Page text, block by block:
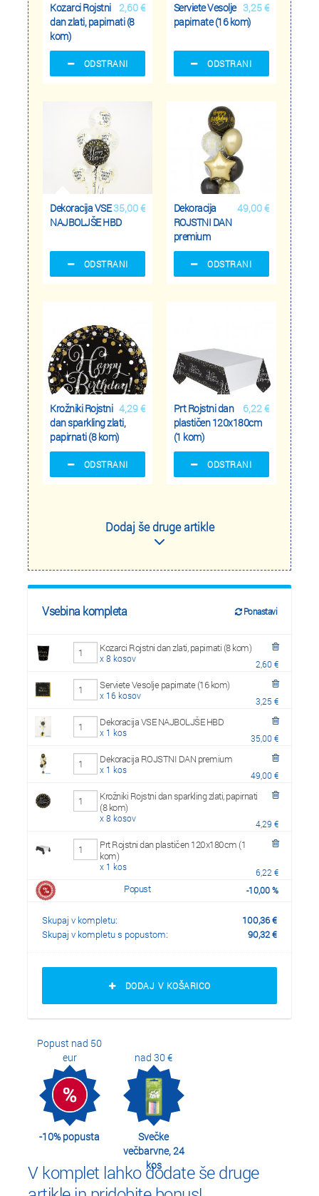
2,60 €
Kozarci Rojstni
dan zlati, papirnati (8
kom)
ODSTRANI
3,25 €
Serviete Vesolje
papirnate (16 kom)
ODSTRANI
35,00 €
Dekoracija VSE
NAJBOLJŠE HBD
ODSTRANI
49,00 €
Dekoracija
ROJSTNI DAN
premium
ODSTRANI
4,29 €
Krožniki Rojstni
dan sparkling zlati,
papirnati (8 kom)
ODSTRANI
6,22 €
Prt Rojstni dan
plastičen 120x180cm
(1 kom)
ODSTRANI
Dodaj še druge artikle
Vsebina kompleta Ponastavi
Kozarci Rojstni dan zlati, papirnati (8 kom)
x 8 kosov 2,60 €
Serviete Vesolje papirnate (16 kom)
x 16 kosov 3,25 €
Dekoracija VSE NAJBOLJŠE HBD
x 1 kos 35,00 €
Dekoracija ROJSTNI DAN premium
x 1 kos 49,00 €
Krožniki Rojstni dan sparkling zlati, papirnati
(8 kom)
x 8 kosov 4,29 €
Prt Rojstni dan plastičen 120x180cm (1
kom)
x 1 kos 6,22 €
Popust -10,00%
Skupaj v kompletu: 100,36€
Skupaj v kompletu s popustom:
90,32€
DODAJ V KOŠARICO
Popust nad 50
eur
-10% popusta
nad 30 €
Svečke
večbarvne, 24
kos
V komplet lahko dodate še druge